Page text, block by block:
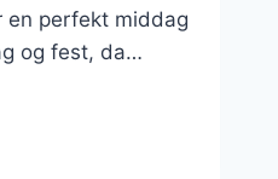
en perfekt middag
og fest, da…